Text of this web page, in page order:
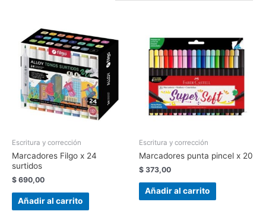
Escritura y corrección
Marcadores Filgo x 24
surtidos
$ 690,00
Añadir al carrito
Escritura y corrección
Marcadores punta pincel x 20
$ 373,00
Añadir al carrito